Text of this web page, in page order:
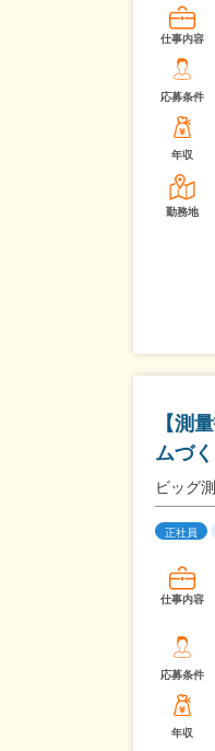
仕事内容
応募条件
年収
勤務地
【測
ムづ
ビッグ
正社員
仕事内容
応募条件
年収